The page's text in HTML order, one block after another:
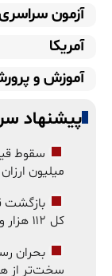
آزمون
آمریکا
آموزش و
پیشنهاد
سقوط
میلیون
بازگشت
کل ۱۱۲ هزار واحد رشد کرد
بحران
سخت‌تر از